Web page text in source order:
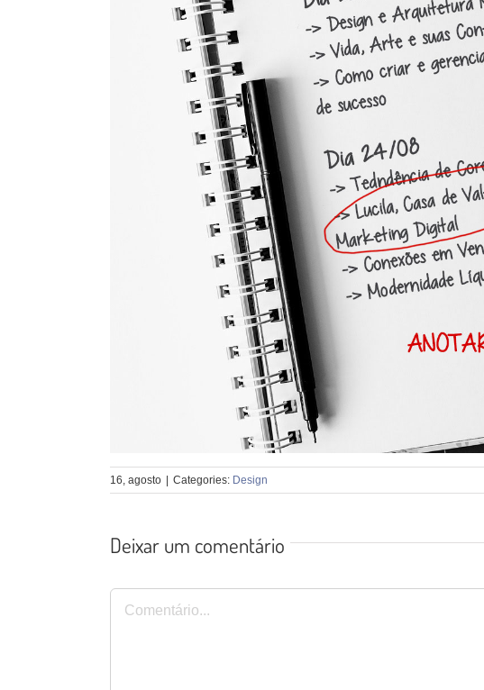
16, agosto Categories: Design
Deixar um comentário
Comentário